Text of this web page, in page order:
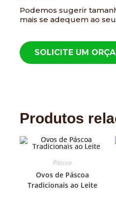
Podemos sugerir
mais se adequem ao
SOLICITE UM
Produtos
Páscoa
Ovos de Páscoa
Tradicionais ao Leite